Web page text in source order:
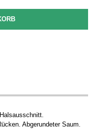
Abgerundeter Saum.